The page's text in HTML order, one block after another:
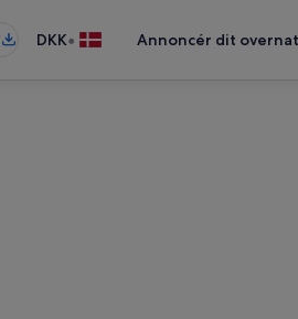
DKK• Annoncér dit